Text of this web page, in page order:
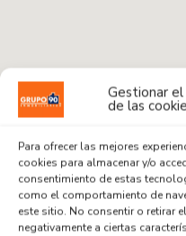
Gestionar
de las
Para ofrecer las mejores
cookies para almacenar y/o
consentimiento de estas
como el comportamiento de
este sitio. No consentir o retirar
negativamente a ciertas
Radius:1 km